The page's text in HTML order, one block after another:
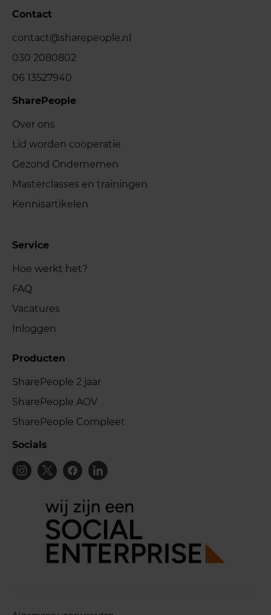
Contact
contact@sharepeople.nl
030 2080802
06 13527940
SharePeople
Over ons
Lid worden coöperatie
Gezond Ondernemen
Masterclasses en trainingen
Kennisartikelen
Service
Hoe werkt het?
FAQ
Vacatures
Inloggen
Producten
SharePeople 2 jaar
SharePeople AOV
SharePeople Compleet
Socials